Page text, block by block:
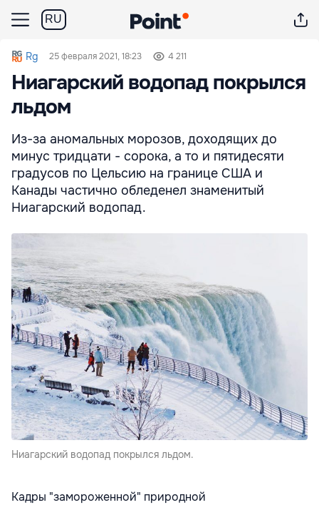
RU
Rg 25 февраля 2021, 18:23 4 211
Ниагарский водопад покрылся
льдом
Из-за аномальных морозов, доходящих до
минус тридцати - сорока, а то и пятидесяти
градусов по Цельсию на границе США и
Канады частично обледенел знаменитый
Ниагарский водопад.
Ниагарский водопад покрылся льдом.
Кадры "замороженной" природной